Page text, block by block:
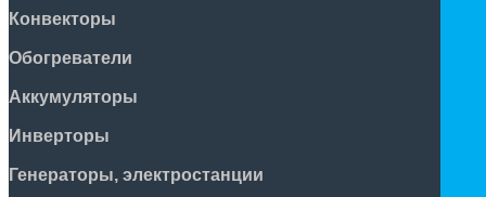
Конвекторы
Обогреватели
Аккумуляторы
Инверторы
Генераторы, электростанции